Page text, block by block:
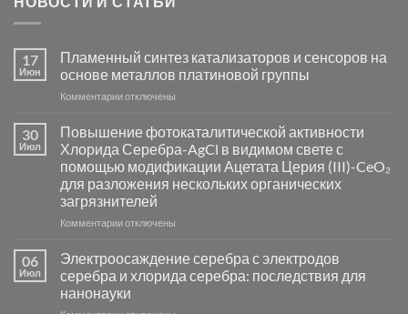
17
Июн
Пламенный синтез катализаторов и сенсоров на
основе металлов платиновой группы
Комментариик
Пламенный
синтез
катализаторов
и
сенсоров
на
основе
группы
отключены
30
Июл
Повышение фотокаталитической активности
Хлорида Серебра-AgCl в видимом свете с
помощью модификации Ацетата Церия (III)-CeO₂
для разложения нескольких органических
загрязнителей
Комментариик
фотокаталитической
активности
Хлорида
отключены
06
Июл
Электроосаждение серебра с электродов
серебра и хлорида серебра: последствия для
нанонауки